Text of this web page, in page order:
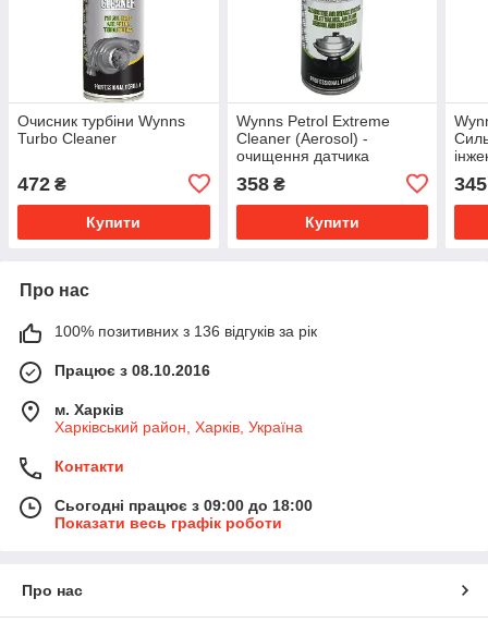
Очисник турбіни Wynns
Turbo Cleaner
472 ₴
Купити
Wynns Petrol Extreme
Cleaner (Aerosol) -
очищення датчика
358₴
Купити
345
Про нас
100% позитивних з 136 відгуків за рік
Працює з 08.10.2016
м. Харків
Харківський район, Харків, Україна
Контакти
Сьогодні працює з 09:00 до 18:00
Показати весь графік роботи
Про нас